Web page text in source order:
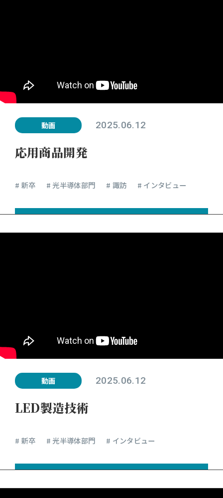
動画 2025.06.12
応用商品開発
# 新卒 # 光半導体部門 # 諏訪 # インタビュー
動画 2025.06.12
LED製造技術
# 新卒 # 光半導体部門 # インタビュー